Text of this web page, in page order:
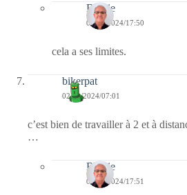
Bernie
02/12/2024/17:50
cela a ses limites.
bikerpat
02/12/2024/07:01
c’est bien de travailler à 2 et à
…
Bernie
02/12/2024/17:51